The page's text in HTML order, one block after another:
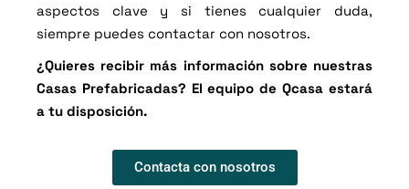
aspectos clave y si tienes cualquier duda,
siempre puedes contactar con nosotros.
¿Quieres recibir más información sobre nuestras
Casas Prefabricadas? El equipo deQcasa estará
a tu disposición.
Contacta con nosotros